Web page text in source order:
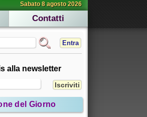
Sabato 8 agosto 2026
Contatti
Entra
alla newsletter
del Giorno